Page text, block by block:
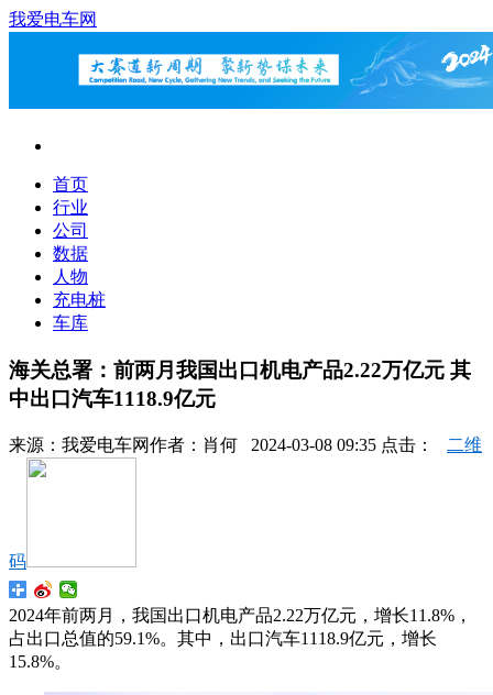
我爱电车网
首页
行业
公司
数据
人物
充电桩
车库
​海关总署：前两月我国出口机电产品2.22万亿元 其
中出口汽车1118.9亿元
来源： 我爱电车网作者： 肖何 2024-03-08 09:35 点击： 二维
码
2024年前两月，我国出口机电产品2.22万亿元，增长11.8%，
占出口总值的59.1%。其中，出口汽车1118.9亿元，增长
15.8%。